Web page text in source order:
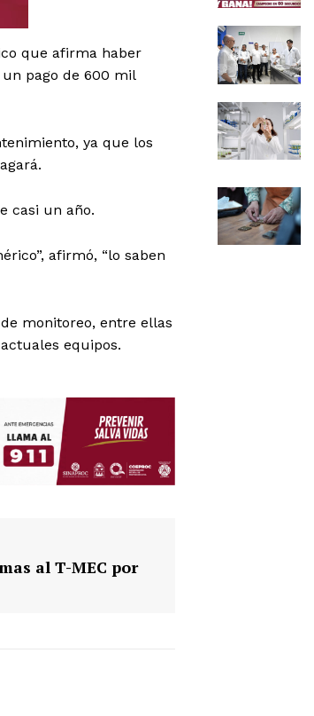
privacidad
Propietaria / Financiación
que afirma haber
pago de 600 mil
ya que los
casi un año.
afirmó, “lo saben
monitoreo, entre ellas
equipos.
al T-MEC por